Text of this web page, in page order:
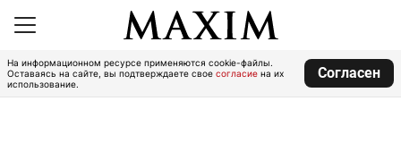
На информационном ресурсе применяются cookie-файлы.
Оставаясь на сайте, вы подтверждаете свое согласие на их
использование.
Согласен